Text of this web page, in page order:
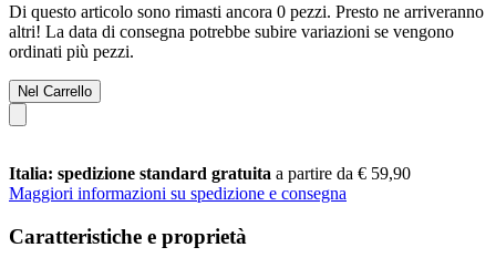
Di questo articolo sono rimasti ancora 0 pezzi. Presto ne arriveranno
altri! La data di consegna potrebbe subire variazioni se vengono
ordinati più pezzi.
Nel Carrello
Italia: spedizione standard gratuita a partire da € 59,90
Maggiori informazioni su spedizione e consegna
Caratteristiche e proprietà